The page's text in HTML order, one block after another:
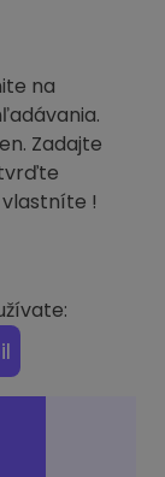
na
Zadajte
!